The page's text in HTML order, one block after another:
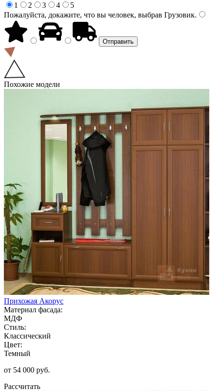
1
2 3 4
5
Пожалуйста, докажите, что вы человек, выбрав Грузовик.
Похожие модели
Прихожая Акорус
Материал фасада:
МДФ
Стиль:
Классический
Цвет:
Темный
от 54 000 руб.
Рассчитать